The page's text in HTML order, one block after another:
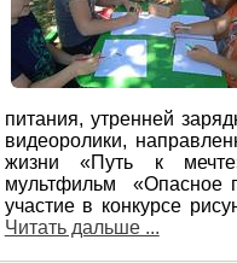
питания, утренней
видеоролики,
жизни «Путь к
мультфильм «Опасное
участие в конкурсе
Читать дальше ...